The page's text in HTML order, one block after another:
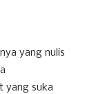
yang nulis
yang suka